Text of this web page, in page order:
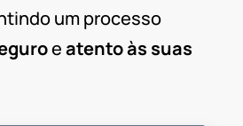
um processo
eatento às suas